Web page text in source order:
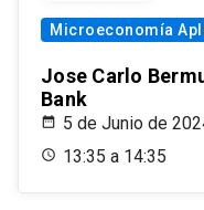
Microeconomía
Jose Carlo
Bank
5 de Junio de
13:35 a 14:35